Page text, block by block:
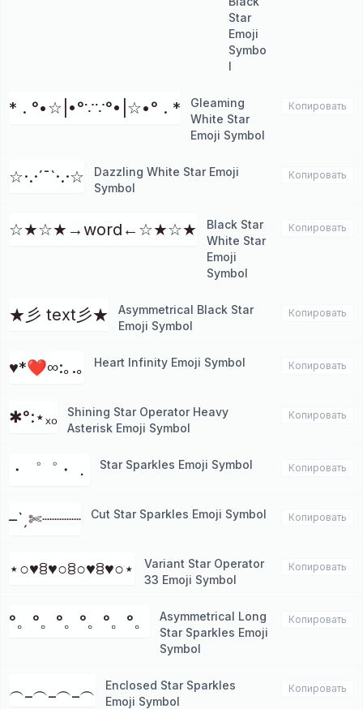
Star
Emoji
Symbo
l
* . °•☆|•°∵∵°•|☆•° . *
Gleaming
White Star
Emoji Symbol
Копировать
☆·.·´¯`·.·☆
Dazzling White Star Emoji
Symbol
Копировать
☆★☆★→word←☆★☆★
Black Star
White Star
Emoji
Symbol
Копировать
★彡 text彡★
Asymmetrical Black Star
Emoji Symbol
Копировать
♥*❤∞:｡.｡ Heart Infinity Emoji Symbol Копировать
✱°:⋆ₓₒ
Shining Star Operator Heavy
Asterisk Emoji Symbol
Копировать
・゜゜・． Star Sparkles Emoji Symbol Копировать
–ˋˏ✄┈┈┈┈ Cut Star Sparkles Emoji Symbol Копировать
⋆○♥ꊞ♥○ꊞ○♥ꊞ♥○⋆
Variant Star Operator
33 Emoji Symbol
Копировать
°。°。°。°。°。°。
Asymmetrical Long
Star Sparkles Emoji
Symbol
Копировать
︵_︵_︵_︵
Enclosed Star Sparkles
Emoji Symbol
Копировать